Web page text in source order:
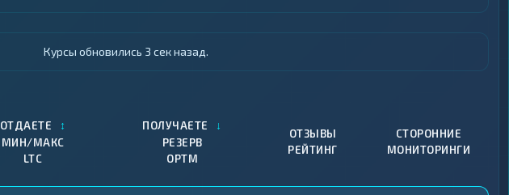
Курсы обновились 4 сек назад.
ОТДАЕТЕ ↕
МИН/МАКС
LTC
ПОЛУЧАЕТЕ ↓
РЕЗЕРВ
OPTM
ОТЗЫВЫ
РЕЙТИНГ
СТОРОННИЕ
МОНИТОРИНГИ